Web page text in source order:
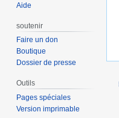
Aide
soutenir
Faire un don
Boutique
Dossier de presse
Outils
Pages spéciales
Version imprimable